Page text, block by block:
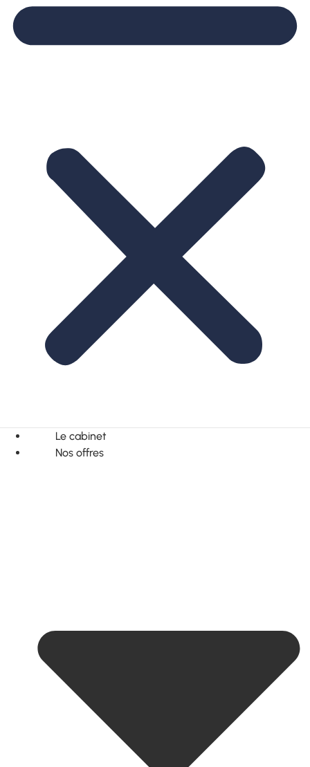
Le cabinet
Nos offres